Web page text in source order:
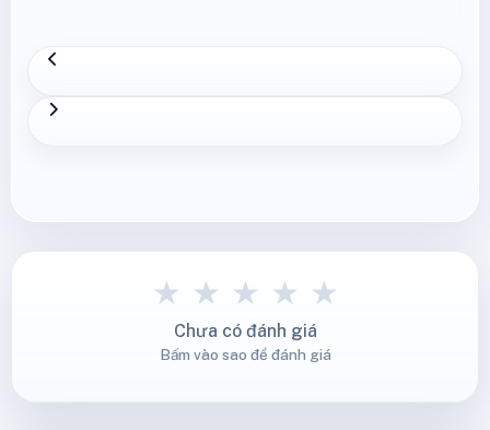
★ ★ ★ ★ ★
Chưa có đánh giá
Bấm vào sao để đánh giá